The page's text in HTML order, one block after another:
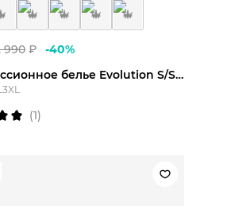
990 ₽ -40%
Компрессионное белье Evolution S/S Top
3XL
(1)